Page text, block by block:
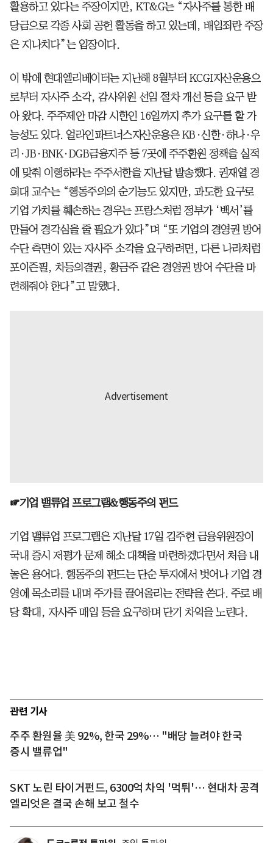
활용하고 있다는 주장이지만, KT&G는 “자사주를 통한 배
당금으로 각종 사회 공헌 활동을 하고 있는데, 배임죄란 주장
은 지나치다”는 입장이다.
이 밖에 현대엘리베이터는 지난해 8월부터 KCGI자산운용으
로부터 자사주 소각, 감사위원 선임 절차 개선 등을 요구 받
아 왔다. 주주제안 마감 시한인 16일까지 추가 요구를 할 가
능성도 있다. 얼라인파트너스자산운용은 KB·신한·하나·우
리·JB·BNK·DGB금융지주 등 7곳에 주주환원 정책을 실적
에 맞춰 이행하라는 주주서한을 지난달 발송했다. 권재열 경
희대 교수는 “행동주의의 순기능도 있지만, 과도한 요구로
기업 가치를 훼손하는 경우는 프랑스처럼 정부가 ‘백서’를
만들어 경각심을 줄 필요가 있다”며 “또 기업의 경영권 방어
수단 측면이 있는 자사주 소각을 요구하려면, 다른 나라처럼
포이즌필, 차등의결권, 황금주 같은 경영권 방어 수단을 마
련해줘야 한다”고 말했다.
☞기업 밸류업 프로그램&행동주의 펀드
기업 밸류업 프로그램은 지난달 17일 김주현 금융위원장이
국내 증시 저평가 문제 해소 대책을 마련하겠다면서 처음 내
놓은 용어다. 행동주의 펀드는 단순 투자에서 벗어나 기업 경
영에 목소리를 내며 주가를 끌어올리는 전략을 쓴다. 주로 배
당 확대, 자사주 매입 등을 요구하며 단기 차익을 노린다.
관련 기사
주주 환원율 美 92%, 한국 29%… "배당 늘려야 한국
증시 밸류업"
SKT 노린 타이거펀드, 6300억 차익 '먹튀'… 현대차 공격
엘리엇은 결국 손해 보고 철수